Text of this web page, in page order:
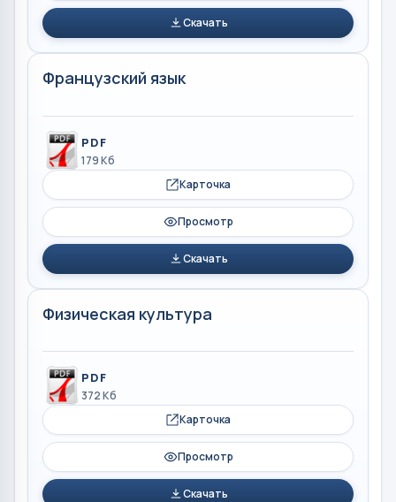
Скачать
Французский язык
PDF
179 Кб
Карточка
Просмотр
Скачать
Физическая культура
PDF
372 Кб
Карточка
Просмотр
Скачать